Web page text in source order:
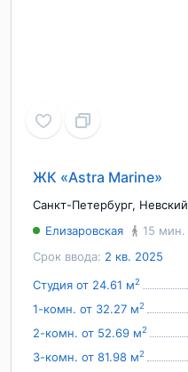
ЖК «Astra Marine»
Санкт-Петербург, Невский
Срок ввода: 2 кв. 2025
Елизаровская 15 мин.
Студия от 24.61 м2
1-комн. от 32.27 м2
2-комн. от 52.69 м2
3-комн. от 81.98 м2